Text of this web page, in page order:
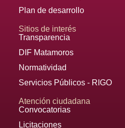
Plan de desarrollo
Sitios de interés
Transparencia
DIF Matamoros
Normatividad
Servicios Públicos - RIGO
Atención ciudadana
Convocatorias
Licitaciones